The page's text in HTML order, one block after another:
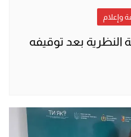
وإعلام
النظرية بعد توقيفه